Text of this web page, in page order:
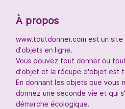
À propos
www.toutdonner.com est un
d'objets en ligne.
Vous pouvez tout donner ou
d'objet et la récupe d'objet est
En donnant les objets que vous
donnez une seconde vie et qui
démarche écologique.